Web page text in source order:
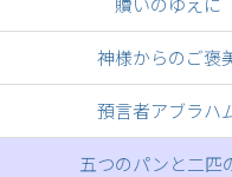
神様からのご褒
預言者アブラハ
五つのパンと二匹